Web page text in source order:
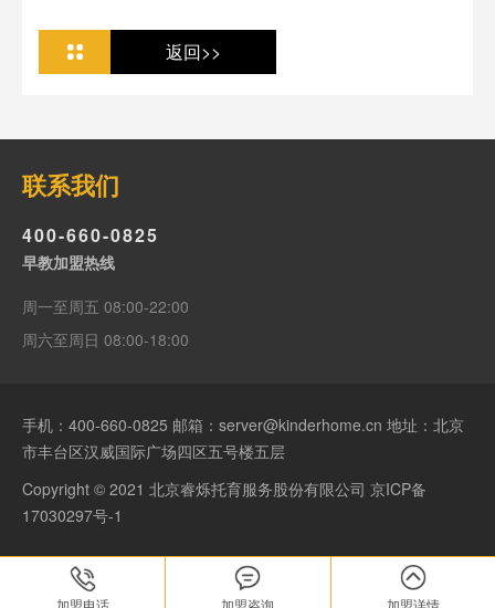
返回>>
联系我们
400-660-0825
早教加盟热线
周一至周五 08:00-22:00
周六至周日 08:00-18:00
手机： 400-660-0825 邮箱：server@kinderhome.cn 地址：北京
市丰台区汉威国际广场四区五号楼五层
Copyright © 2021 北京睿烁托育服务股份有限公司 京ICP备
17030297号-1
加盟电话 加盟咨询 加盟详情